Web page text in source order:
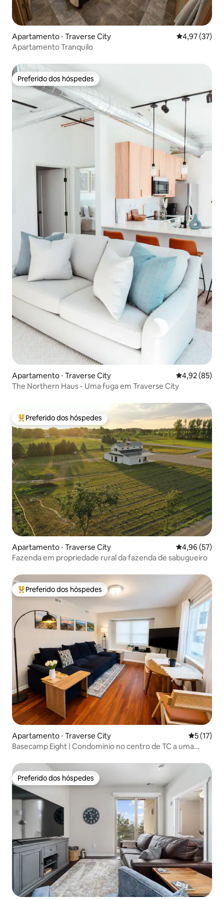
Apartamento ⋅ Traverse City 4,97 de uma
4,97 (37)
Apartamento Tranquilo
Preferido dos hóspedes
Preferido dos hóspedes
Apartamento ⋅ Traverse City 4,92 de uma
4,92 (85)
The Northern Haus - Uma fuga em Traverse City
Entre os melhores preferidos dos hóspedes
Preferido dos hóspedes
Apartamento ⋅ Traverse City 4,96 de uma
4,96 (57)
Fazenda em propriedade rural da fazenda de sabugueiro
Entre os melhores preferidos dos hóspedes
Preferido dos hóspedes
Apartamento ⋅ Traverse City 5 de uma
5 (17)
Basecamp Eight | Condomínio no centro de TC a uma
Preferido dos hóspedes
Preferido dos hóspedes